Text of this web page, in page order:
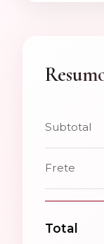
Subtotal
Frete
Total